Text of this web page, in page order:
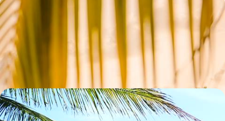
Quand les Antilles voient vert - Échappée nature en
Guadeloupe et en Dominique
Loin des foules, passer d'une île antillaise à l'autre, d'un paradis pour
colibris à un éden pour naturophiles
10 jours, de CHF 3800 à CHF 4800
La Dominique et Antigua en adresses d'exception -
Entre jungle et sable chaud, le luxe de l'intimité